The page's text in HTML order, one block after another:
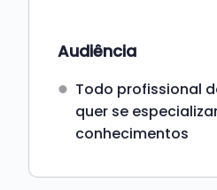
Audiência
Todo profissional
quer se
conhecimentos